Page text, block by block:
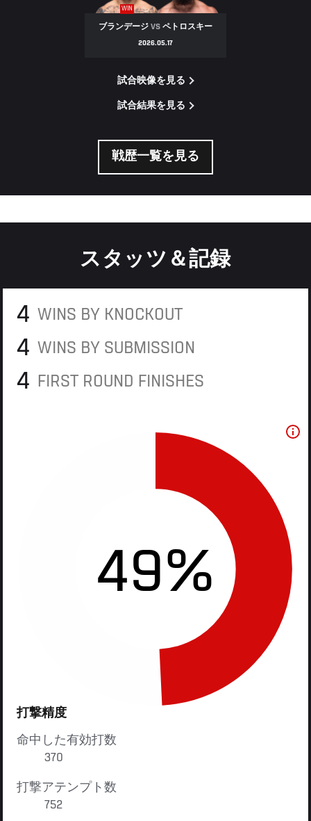
WIN
ブランデージ VSペトロスキー
2026.05.17
試合映像を見る
試合結果を見る
戦歴一覧を見る
スタッツ＆記録
4 WINS BY KNOCKOUT
4 WINS BY SUBMISSION
4 FIRST ROUND FINISHES
49%
打撃精度
命中した有効打数
370
打撃アテンプト数
752